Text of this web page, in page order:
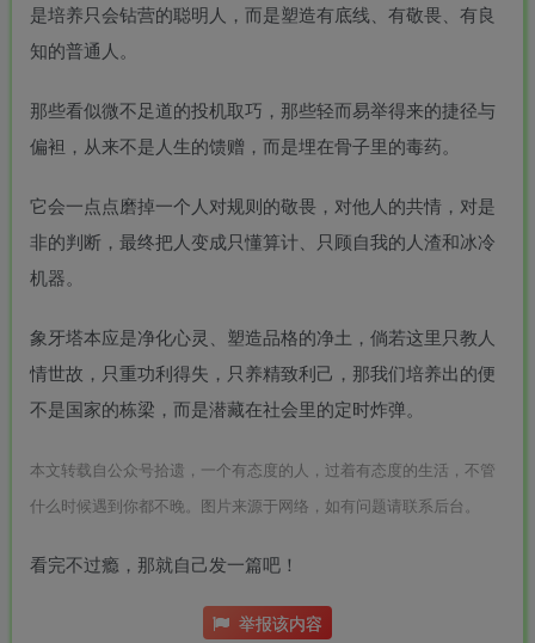
是培养只会钻营的聪明人，而是塑造有底线、有敬畏、有良
知的普通人。
那些看似微不足道的投机取巧，那些轻而易举得来的捷径与
偏袒，从来不是人生的馈赠，而是埋在骨子里的毒药。
它会一点点磨掉一个人对规则的敬畏，对他人的共情，对是
非的判断，最终把人变成只懂算计、只顾自我的人渣和冰冷
机器。
象牙塔本应是净化心灵、塑造品格的净土，倘若这里只教人
情世故，只重功利得失，只养精致利己，那我们培养出的便
不是国家的栋梁，而是潜藏在社会里的定时炸弹。
本文转载自公众号拾遗，一个有态度的人，过着有态度的生活，不管
什么时候遇到你都不晚。图片来源于网络，如有问题请联系后台。
看完不过瘾，那就自己发一篇吧！
举报该内容